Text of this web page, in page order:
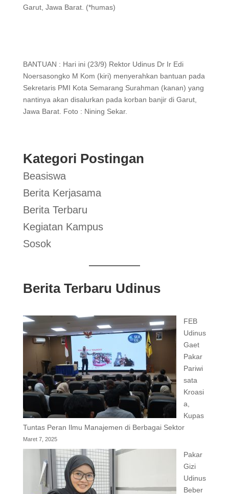
Garut, Jawa Barat. (*humas)
BANTUAN : Hari ini (23/9) Rektor Udinus Dr Ir Edi
Noersasongko M Kom (kiri) menyerahkan bantuan pada
Sekretaris PMI Kota Semarang Surahman (kanan) yang
nantinya akan disalurkan pada korban banjir di Garut,
Jawa Barat. Foto : Nining Sekar.
Kategori Postingan
Beasiswa
Berita Kerjasama
Berita Terbaru
Kegiatan Kampus
Sosok
Berita Terbaru Udinus
FEB
Udinus
Gaet
Pakar
Pariwi
sata
Kroasi
a,
Kupas
Tuntas Peran Ilmu Manajemen di Berbagai Sektor
Maret 7, 2025
Pakar
Gizi
Udinus
Beber